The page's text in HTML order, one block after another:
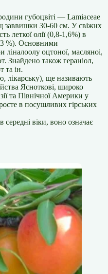
губоцвіті — Lamiaceae
заввишки 30-60 см. У свіжнх
леткої олії (0,8-1,6%) в
%). Основними
ліналоолу оцтоної, масляноі,
Знайдено також гераніол,
та ін.
лікарську), ще називають
Ясноткові, широко
та Північної Америки у
в посушливих гірських
середні віки, воно означає